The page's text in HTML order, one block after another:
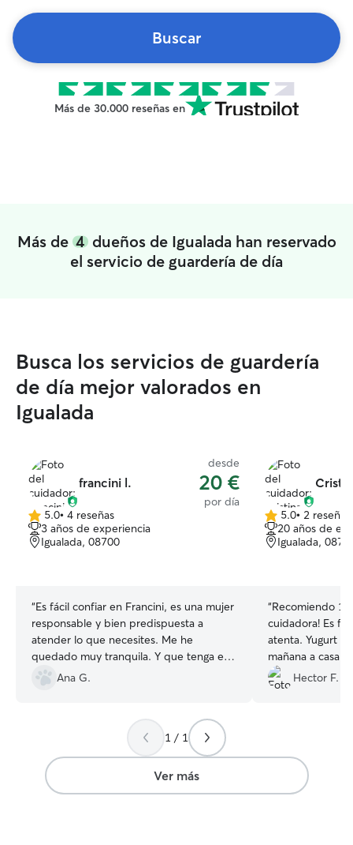
Buscar
Más de 30.000 reseñas en
Más de 4dueños de Igualada han reservado
el servicio de guardería de día
Busca los servicios de guardería
de día mejor valorados en
Igualada
francini l.
desde
20 €
por día
5.0
de
5
5.0• 4 reseñas
3 años de experiencia
Igualada, 08700
“Es fácil confiar en Francini, es una mujer
responsable y bien predispuesta a
atender lo que necesites. Me he
quedado muy tranquila. Y que tenga el
Parque de la Paloma a una manzana es
un lujo para cualquier perro. Repito
Ana G.
5.0
de
5
5.0• 2 reseñas
20 años de
Igualada,
“Recomiendo
cuidadora! Es
atenta. Yugurt
mañana a casa
encontraba con
Seguro que
Hector F.
1 / 1
Ver más